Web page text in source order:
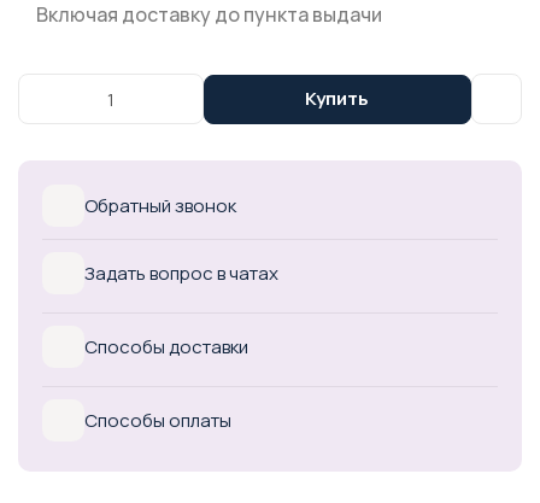
Включая доставку до пункта выдачи
Купить
Обратный звонок
Задать вопрос в чатах
Способы доставки
Способы оплаты